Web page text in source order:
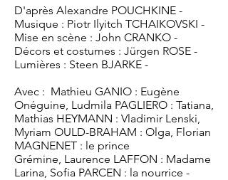
D'après Alexandre POUCHKINE -
Musique : Piotr Ilyitch TCHAIKOVSKI -
Mise en scène : John CRANKO -
Décors et costumes : Jürgen ROSE -
Lumières : Steen BJARKE -
Avec : Mathieu GANIO : Eugène
Onéguine, Ludmila PAGLIERO : Tatiana,
Mathias HEYMANN : Vladimir Lenski,
Myriam OULD-BRAHAM : Olga, Florian
MAGNENET : le prince
Grémine, Laurence LAFFON : Madame
Larina, Sofia PARCEN : la nourrice -